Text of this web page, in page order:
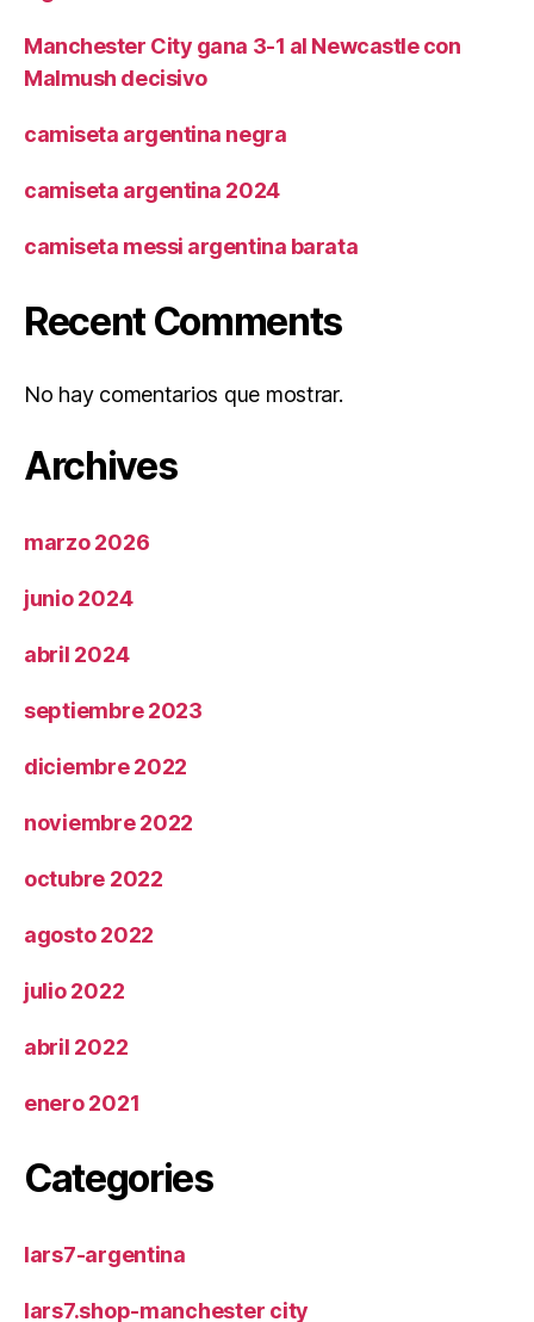
Manchester City gana 3-1 al Newcastle con
Malmush decisivo
camiseta argentina negra
camiseta argentina 2024
camiseta messi argentina barata
Recent Comments
No hay comentarios que mostrar.
Archives
marzo 2026
junio 2024
abril 2024
septiembre 2023
diciembre 2022
noviembre 2022
octubre 2022
agosto 2022
julio 2022
abril 2022
enero 2021
Categories
lars7-argentina
lars7.shop-manchester city